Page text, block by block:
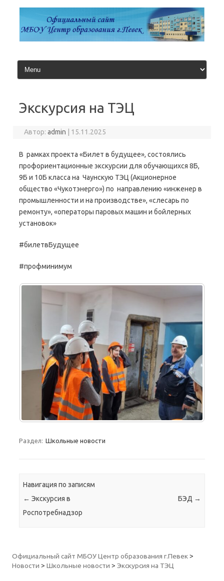
содержимому
Экскурсия на ТЭЦ
Автор:admin 15.11.2025
В рамках проекта «Билет в будущее», состоялись
профориентационные экскурсии для обучающихся 8Б,
9Б и 10Б класса на Чаунскую ТЭЦ (Акционерное
общество «Чукотэнерго») по направлению «инженер в
промышленности и на производстве», «слесарь по
ремонту», «операторы паровых машин и бойлерных
установок»
#билетвБудущее
#профминимум
Раздел: Школьные новости
Навигация по записям
← Экскурсия в
Роспотребнадзор
БЭД →
Официальный сайт МБОУ Центр образования г.Певек>
Новости > Школьные новости > Экскурсия на ТЭЦ